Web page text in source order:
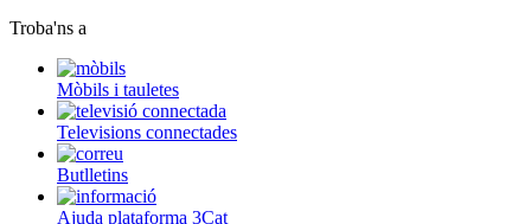
Troba'ns a
Mòbils i tauletes
Televisions connectades
Butlletins
Ajuda plataforma 3Cat